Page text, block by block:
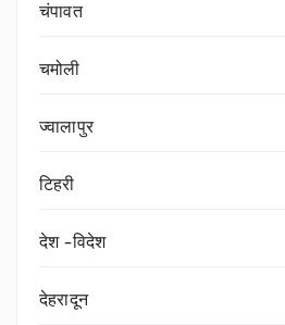
चंपावत
चमोली
ज्वालापुर
टिहरी
देश -विदेश
देहरादून